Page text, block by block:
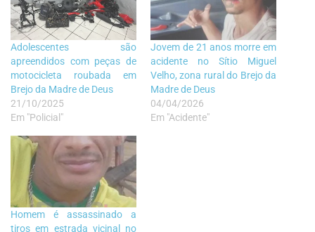
Adolescentes são
apreendidos com peças de
motocicleta roubada em
Brejo da Madre de Deus
21/10/2025
Em "Policial"
Jovem de 21 anos morre em
acidente no Sítio Miguel
Velho, zona rural do Brejo da
Madre de Deus
04/04/2026
Em "Acidente"
Homem é assassinado a
tiros em estrada vicinal no